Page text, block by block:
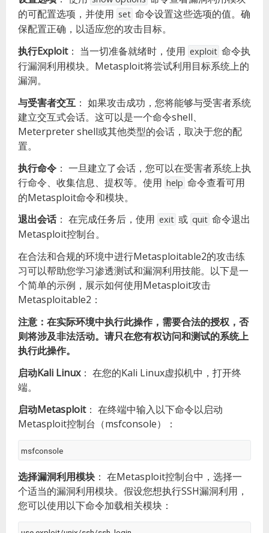
的可配置选项，并使用 set 命令设置这些选项的值。确
保配置正确，以适应您的攻击目标。
执行Exploit： 当一切准备就绪时，使用 exploit 命令执
行漏洞利用模块。Metasploit将尝试利用目标系统上的
漏洞。
与受害者交互 ： 如果攻击成功，您将能够与受害者系统
建立交互式会话。这可以是一个命令shell、
Meterpreter shell或其他类型的会话，取决于您的配
置。
执行命令 ： 一旦建立了会话，您可以在受害者系统上执
行命令、收集信息、提权等。使用 help 命令查看可用
的Metasploit命令和模块。
退出会话： 在完成任务后，使用 exit 或 quit 命令退出
Metasploit控制台。
在合法和合规的环境中进行Metasploitable2的攻击练
习可以帮助您学习渗透测试和漏洞利用技能。以下是一
个简单的示例，展示如何使用Metasploit攻击
Metasploitable2：
注意：在实际环境中执行此操作，需要合法的授权，否
则将涉及非法活动。请只在您有权访问和测试的系统上
执行此操作。
启动Kali Linux： 在您的Kali Linux虚拟机中，打开终
端。
启动Metasploit： 在终端中输入以下命令以启动
Metasploit控制台（msfconsole）：
msfconsole
选择漏洞利用模块 ： 在Metasploit控制台中，选择一
个适当的漏洞利用模块。假设您想执行SSH漏洞利用，
您可以使用以下命令加载相关模块：